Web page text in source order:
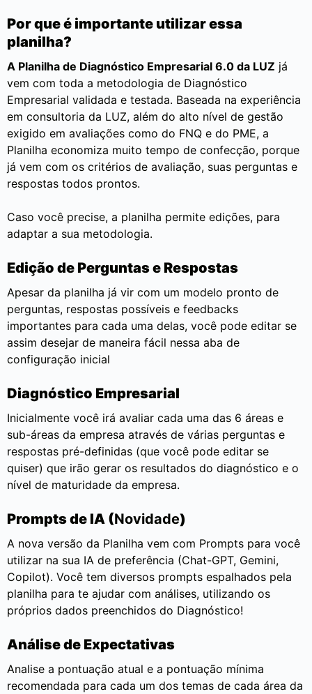
Por que é importante utilizar essa
planilha?
A Planilha de Diagnóstico Empresarial 6.0 da LUZ já
vem com toda a metodologia de Diagnóstico
Empresarial validada e testada. Baseada na experiência
em consultoria da LUZ, além do alto nível de gestão
exigido em avaliações como do FNQ e do PME, a
Planilha economiza muito tempo de confecção, porque
já vem com os critérios de avaliação, suas perguntas e
respostas todos prontos.
Caso você precise, a planilha permite edições, para
adaptar a sua metodologia.
Edição de Perguntas e Respostas
Apesar da planilha já vir com um modelo pronto de
perguntas, respostas possíveis e feedbacks
importantes para cada uma delas, você pode editar se
assim desejar de maneira fácil nessa aba de
configuração inicial
Diagnóstico Empresarial
Inicialmente você irá avaliar cada uma das 6 áreas e
sub-áreas da empresa através de várias perguntas e
respostas pré-definidas (que você pode editar se
quiser) que irão gerar os resultados do diagnóstico e o
nível de maturidade da empresa.
Prompts de IA (Novidade)
A nova versão da Planilha vem com Prompts para você
utilizar na sua IA de preferência (Chat-GPT, Gemini,
Copilot). Você tem diversos prompts espalhados pela
planilha para te ajudar com análises, utilizando os
próprios dados preenchidos do Diagnóstico!
Análise de Expectativas
Analise a pontuação atual e a pontuação mínima
recomendada para cada um dos temas de cada área da